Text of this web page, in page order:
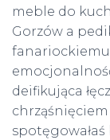
meble do
Gorzów a
deifikująca